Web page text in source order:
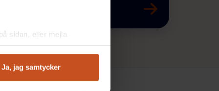
sidan, eller mejla
Ja, jag samtycker